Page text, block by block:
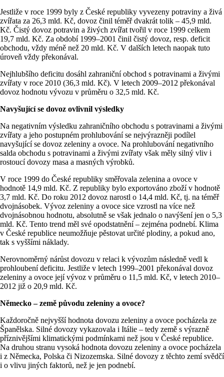
Jestliže v roce 1999 byly z České republiky vyvezeny potraviny a živá
zvířata za 26,3 mld. Kč, dovoz činil téměř dvakrát tolik – 45,9 mld.
Kč. Čistý dovoz potravin a živých zvířat tvořil v roce 1999 celkem
19,7 mld. Kč. Za období 1999–2001 činil čistý dovoz, resp. deficit
obchodu, vždy méně než 20 mld. Kč. V dalších letech naopak tuto
úroveň vždy překonával.
Nejhlubšího deficitu dosáhl zahraniční obchod s potravinami a živými
zvířaty v roce 2010 (36,3 mld. Kč). V letech 2009–2012 překonával
dovoz hodnotu vývozu v průměru o 32,5 mld. Kč.
Navyšující se dovoz ovlivnil výsledky
Na negativním výsledku zahraničního obchodu s potravinami a živými
zvířaty a jeho postupném prohlubování se nejvýrazněji podílel
navyšující se dovoz zeleniny a ovoce. Na prohlubování negativního
salda obchodu s potravinami a živými zvířaty však měly silný vliv i
rostoucí dovozy masa a masných výrobků.
V roce 1999 do České republiky směřovala zelenina a ovoce v
hodnotě 14,9 mld. Kč. Z republiky bylo exportováno zboží v hodnotě
3,7 mld. Kč. Do roku 2012 dovoz narostl o 14,4 mld. Kč, tj. na téměř
dvojnásobek. Vývoz zeleniny a ovoce sice vzrostl na více než
dvojnásobnou hodnotu, absolutně se však jednalo o navýšení jen o 5,3
mld. Kč. Tento trend měl své opodstatnění – zejména podnebí. Klima
v České republice neumožňuje pěstovat určité plodiny, a pokud ano,
tak s vyššími náklady.
Nerovnoměrný nárůst dovozu v relaci k vývozům následně vedl k
prohloubení deficitu. Jestliže v letech 1999–2001 překonával dovoz
zeleniny a ovoce její vývoz v průměru o 11,5 mld. Kč, v letech 2010–
2012 již o 20,9 mld. Kč.
Německo – země původu zeleniny a ovoce?
Každoročně nejvyšší hodnota dovozu zeleniny a ovoce pocházela ze
Španělska. Silné dovozy vykazovala i Itálie – tedy země s výrazně
příznivějšími klimatickými podmínkami než jsou v České republice.
Na druhou stranu vysoká hodnota dovozu zeleniny a ovoce pocházela
i z Německa, Polska či Nizozemska. Silné dovozy z těchto zemí svědčí
i o vlivu jiných faktorů, než je jen podnebí.